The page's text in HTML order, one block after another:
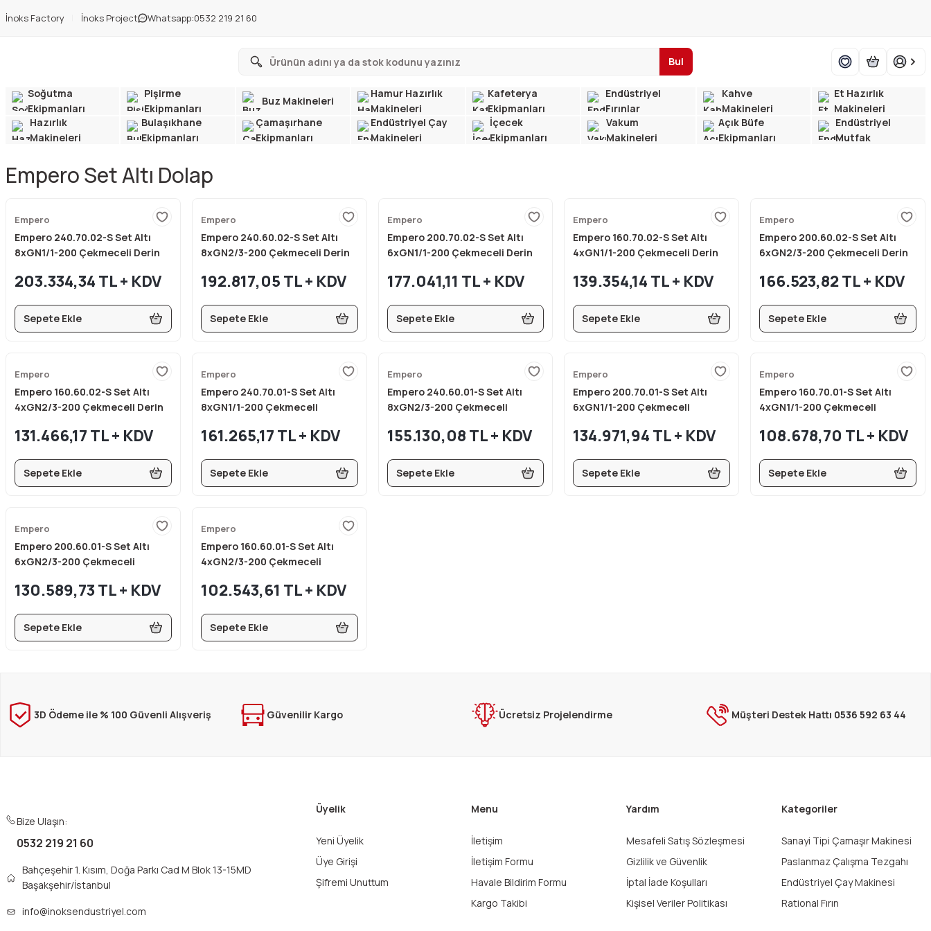
İnoks Factory İnoks Project Whatsapp:0532 219 21 60
Bul
Soğutma
Ekipmanları
Pişirme
Ekipmanları
Buz Makineleri
Hamur Hazırlık
Makineleri
Kafeterya
Ekipmanları
Endüstriyel
Fırınlar
Kahve
Makineleri
Et Hazırlık
Makineleri
Hazırlık
Makineleri
Bulaşıkhane
Ekipmanları
Çamaşırhane
Ekipmanları
Endüstriyel Çay
Makineleri
İçecek
Ekipmanları
Vakum
Makineleri
Açık Büfe
Ekipmanları
Endüstriyel
Mutfak
Empero Set Altı Dolap
Empero
Empero 240.70.02-S Set Altı
8xGN1/1-200 Çekmeceli Derin
203.334,34 TL + KDV
Sepete Ekle
Empero
Empero 240.60.02-S Set Altı
8xGN2/3-200 Çekmeceli Derin
192.817,05 TL + KDV
Sepete Ekle
Empero
Empero 200.70.02-S Set Altı
6xGN1/1-200 Çekmeceli Derin
177.041,11 TL + KDV
Sepete Ekle
Empero
Empero 160.70.02-S Set Altı
4xGN1/1-200 Çekmeceli Derin
139.354,14 TL + KDV
Sepete Ekle
Empero
Empero 200.60.02-S Set Altı
6xGN2/3-200 Çekmeceli Derin
166.523,82 TL + KDV
Sepete Ekle
Empero
Empero 160.60.02-S Set Altı
4xGN2/3-200 Çekmeceli Derin
131.466,17 TL + KDV
Sepete Ekle
Empero
Empero 240.70.01-S Set Altı
8xGN1/1-200 Çekmeceli
161.265,17 TL + KDV
Sepete Ekle
Empero
Empero 240.60.01-S Set Altı
8xGN2/3-200 Çekmeceli
155.130,08 TL + KDV
Sepete Ekle
Empero
Empero 200.70.01-S Set Altı
6xGN1/1-200 Çekmeceli
134.971,94 TL + KDV
Sepete Ekle
Empero
Empero 160.70.01-S Set Altı
4xGN1/1-200 Çekmeceli
108.678,70 TL + KDV
Sepete Ekle
Empero
Empero 200.60.01-S Set Altı
6xGN2/3-200 Çekmeceli
130.589,73 TL + KDV
Sepete Ekle
Empero
Empero 160.60.01-S Set Altı
4xGN2/3-200 Çekmeceli
102.543,61 TL + KDV
Sepete Ekle
3D Ödeme ile % 100 Güvenli Alışveriş Güvenilir Kargo Ücretsiz Projelendirme Müşteri Destek Hattı 0536 592 63 44
Bize Ulaşın:
0532 219 21 60
Bahçeşehir 1. Kısım, Doğa Parkı Cad M Blok 13-15MD
Başakşehir/İstanbul
info@inoksendustriyel.com
Üyelik
Yeni Üyelik
Üye Girişi
Şifremi Unuttum
Menu
İletişim
İletişim Formu
Havale Bildirim Formu
Kargo Takibi
Yardım
Mesafeli Satış Sözleşmesi
Gizlilik ve Güvenlik
İptal İade Koşulları
Kişisel Veriler Politikası
Kategoriler
Sanayi Tipi Çamaşır Makinesi
Paslanmaz Çalışma Tezgahı
Endüstriyel Çay Makinesi
Rational Fırın